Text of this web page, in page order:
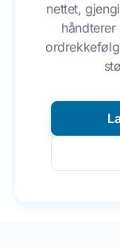
nettet,